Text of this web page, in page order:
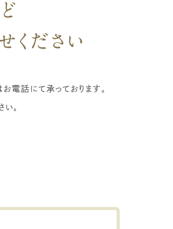
ください
電話にて承っております。
。